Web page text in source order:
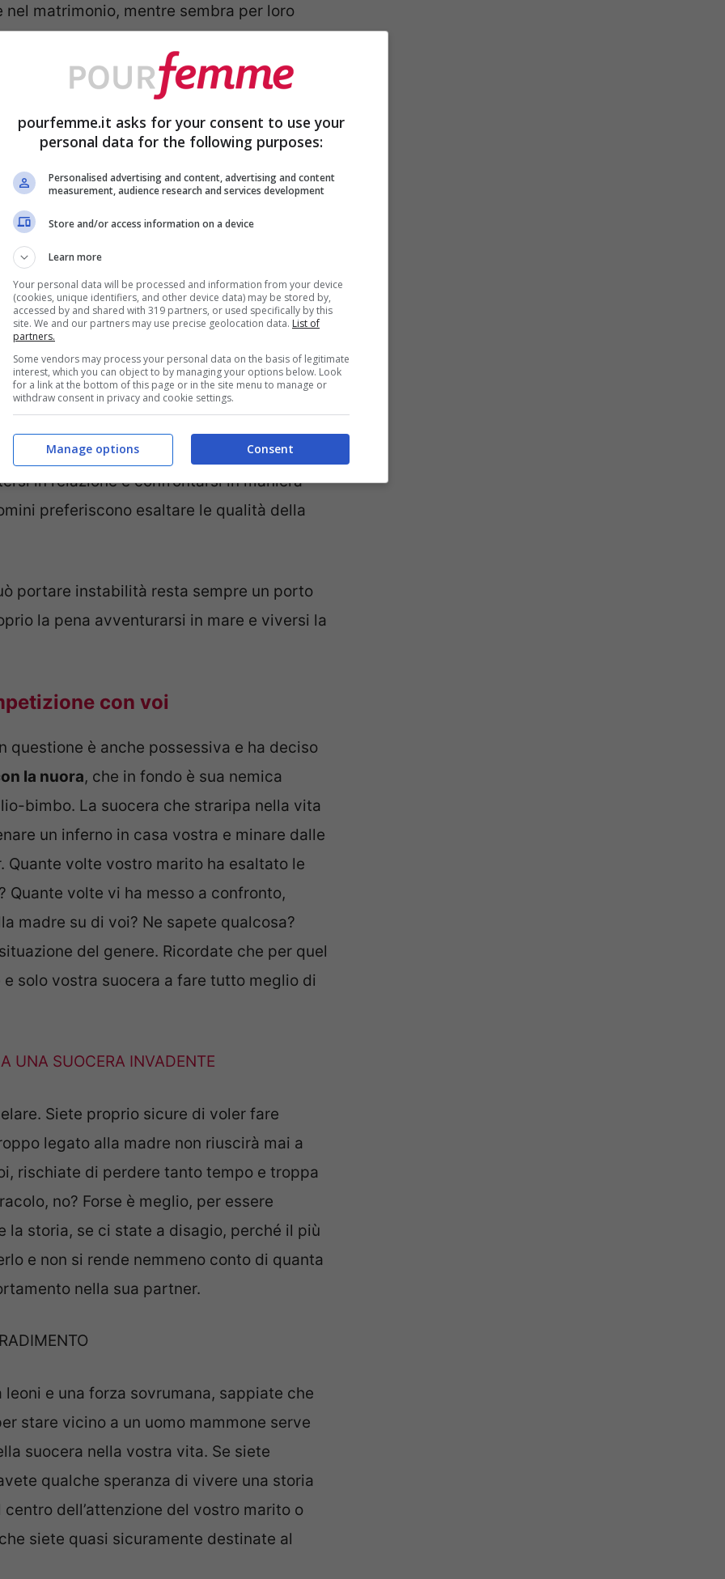
matrimonio, mentre sembra per loro
o meglio di vera e propria
un sano confronto con la genitrice e
della coppia. Perché accade? E
dalla mamma
di dipendenza con la propria
Questo ovviamente genera conflitti
si fa sempre più frustrante. Escludiamo
attività manipolatoria da parte di
ci restano tutti gli altri casi in cui gli uomini
della loro vita.
sono stati viziati e hanno evidenti
e più semplicemente non sanno
in relazione e confrontarsi in maniera
preferiscono esaltare le qualità della
portare instabilità resta sempre un porto
la pena avventurarsi in mare e viversi la
con voi
questione è anche possessiva e ha deciso
la nuora, che in fondo è sua nemica
bimbo. La suocera che straripa nella vita
un inferno in casa vostra e minare dalle
volte vostro marito ha esaltato le
volte vi ha messo a confronto,
madre su di voi? Ne sapete qualcosa?
del genere. Ricordate che per quel
solo vostra suocera a fare tutto meglio di
UNA SUOCERA INVADENTE
Siete proprio sicure di voler fare
legato alla madre non riuscirà mai a
rischiate di perdere tanto tempo e troppa
no? Forse è meglio, per essere
la storia, se ci state a disagio, perché il più
e non si rende nemmeno conto di quanta
nella sua partner.
e una forza sovrumana, sappiate che
stare vicino a un uomo mammone serve
suocera nella vostra vita. Se siete
qualche speranza di vivere una storia
dell’attenzione del vostro marito o
siete quasi sicuramente destinate al
pourfemme.it asks for your consent to use your
personal data for the following purposes:
Personalised advertising and content, advertising and content
measurement, audience research and services development
Store and/or access information on a device
Learn more
Your personal data will be processed and information from your device
(cookies, unique identifiers, and other device data) may be stored by,
accessed by and shared with 319 partners, or used specifically by this
site. We and our partners may use precise geolocation data. List of
partners.
Some vendors may process your personal data on the basis of legitimate
interest, which you can object to by managing your options below. Look
for a link at the bottom of this page or in the site menu to manage or
withdraw consent in privacy and cookie settings.
Consent
Manage options